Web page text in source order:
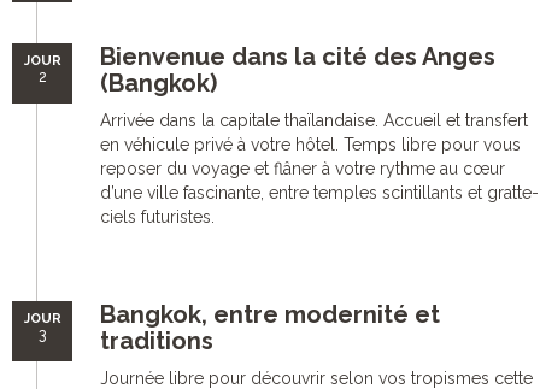
JOUR
2
Bienvenue dans la cité des Anges
(Bangkok)
Arrivée dans la capitale thaïlandaise. Accueil et transfert
en véhicule privé à votre hôtel. Temps libre pour vous
reposer du voyage et flâner à votre rythme au cœur
d’une ville fascinante, entre temples scintillants et gratte-
ciels futuristes.
JOUR
3
Bangkok, entre modernité et
traditions
Journée libre pour découvrir selon vos tropismes cette